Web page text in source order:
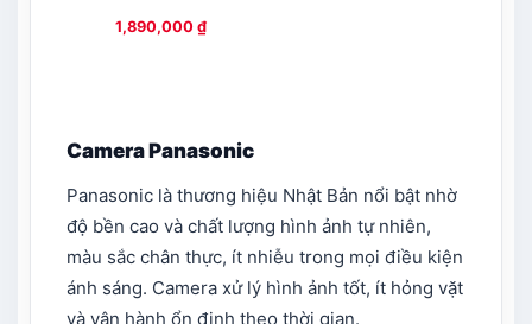
1,890,000 ₫
Camera Panasonic
Panasonic là thương hiệu Nhật Bản nổi bật nhờ
độ bền cao và chất lượng hình ảnh tự nhiên,
màu sắc chân thực, ít nhiễu trong mọi điều kiện
ánh sáng. Camera xử lý hình ảnh tốt, ít hỏng vặt
và vận hành ổn định theo thời gian.